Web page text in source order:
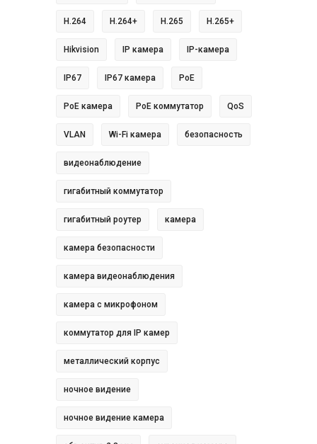
H.264 H.264+ H.265 H.265+
Hikvision IP камера IP-камера
IP67 IP67 камера PoE
PoE камера PoE коммутатор QoS
VLAN Wi-Fi камера безопасность
видеонаблюдение
гигабитный коммутатор
гигабитный роутер камера
камера безопасности
камера видеонаблюдения
камера с микрофоном
коммутатор для IP камер
металлический корпус
ночное видение
ночное видение камера